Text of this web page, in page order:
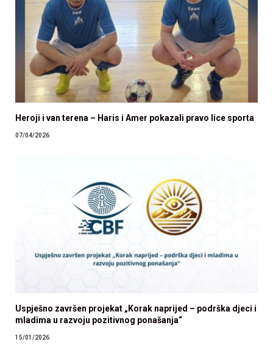
Heroji i van terena – Haris i Amer pokazali pravo lice sporta
07/04/2026
Uspješno završen projekat „Korak naprijed – podrška djeci i
mladima u razvoju pozitivnog ponašanja“
15/01/2026